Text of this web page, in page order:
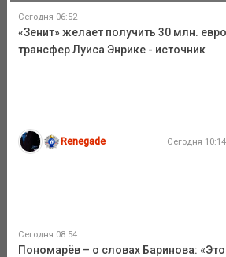
Сегодня 06:52
«Зенит» желает получить 30 млн.
трансфер Луиса Энрике - источник
Renegade Сегодня 10:14
Сегодня 08:54
Пономарёв – о словах Баринова: